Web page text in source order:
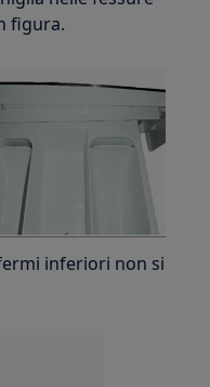
figura.
inferiori non si